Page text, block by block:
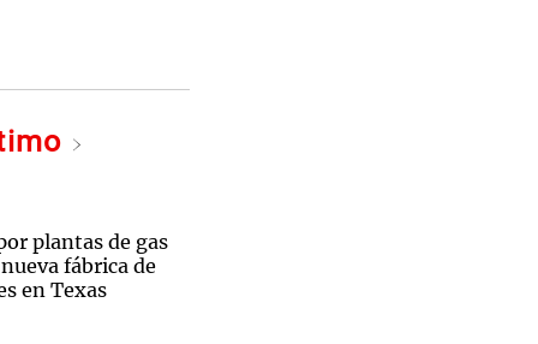
plantas de gas
fábrica de
en Texas